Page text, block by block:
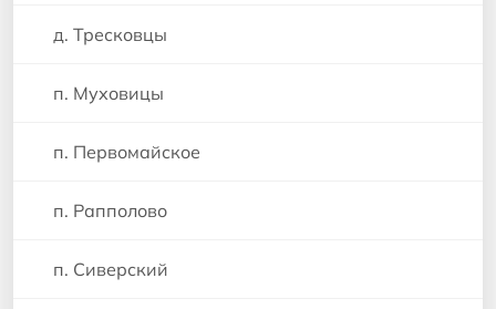
д. Тресковцы
п. Муховицы
п. Первомайское
п. Рапполово
п. Сиверский